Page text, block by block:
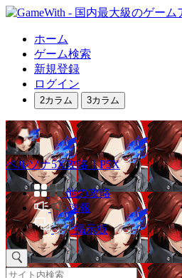
ホーム
ゲーム検索
新規登録
ログイン
2カラム 3カラム
ペルソナ5X攻略｜P5X
他の攻略
速報
掲示板